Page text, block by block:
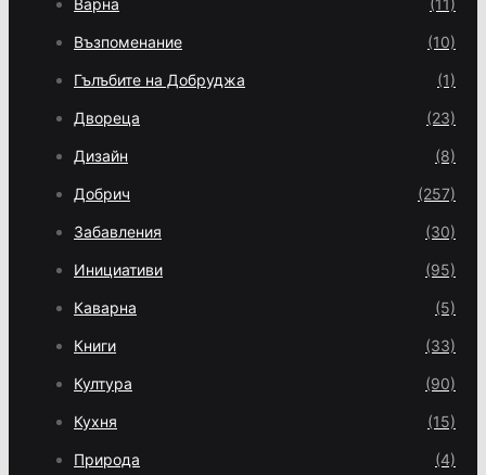
Варна (11)
Възпоменание (10)
Гълъбите на Добруджа (1)
Двореца (23)
Дизайн (8)
Добрич (257)
Забавления (30)
Инициативи (95)
Каварна (5)
Книги (33)
Култура (90)
Кухня (15)
Природа (4)